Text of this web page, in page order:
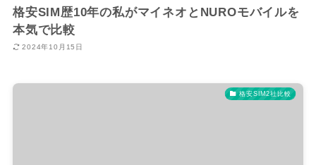
格安SIM歴10年の私がマイネオとNUROモバイルを
本気で比較
2024年10月15日
格安SIM2社比較